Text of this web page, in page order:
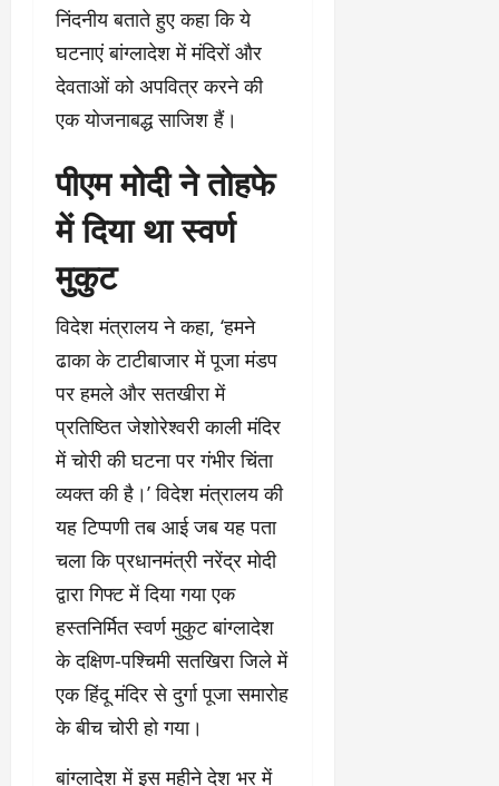
निंदनीय बताते हुए कहा कि ये
घटनाएं बांग्लादेश में मंदिरों और
देवताओं को अपवित्र करने की
एक योजनाबद्ध साजिश हैं।
पीएम मोदी ने तोहफे
में दिया था स्वर्ण
मुकुट
विदेश मंत्रालय ने कहा, ‘हमने
ढाका के टाटीबाजार में पूजा मंडप
पर हमले और सतखीरा में
प्रतिष्ठित जेशोरेश्वरी काली मंदिर
में चोरी की घटना पर गंभीर चिंता
व्यक्त की है।’ विदेश मंत्रालय की
यह टिप्पणी तब आई जब यह पता
चला कि प्रधानमंत्री नरेंद्र मोदी
द्वारा गिफ्ट में दिया गया एक
हस्तनिर्मित स्वर्ण मुकुट बांग्लादेश
के दक्षिण-पश्चिमी सतखिरा जिले में
एक हिंदू मंदिर से दुर्गा पूजा समारोह
के बीच चोरी हो गया।
बांग्लादेश में इस महीने देश भर में